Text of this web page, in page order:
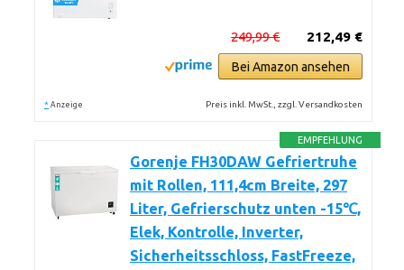
212,49 €
249,99 €
Bei Amazon ansehen
* Anzeige Preis inkl. MwSt., zzgl. Versandkosten
EMPFEHLUNG
Gorenje FH30DAW Gefriertruhe
mit Rollen, 111,4cm Breite, 297
Liter, Gefrierschutz unten -15℃,
Elek, Kontrolle, Inverter,
Sicherheitsschloss, FastFreeze,